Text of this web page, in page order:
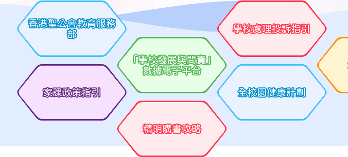
03/
親子藝
係建立
03/07/
J.1數
香港聖公會教育服務
部
「學校發展與問責」
數據電子平台
學校處理投訴指引
家課政策指引
精明購書攻略
全校園健康計劃